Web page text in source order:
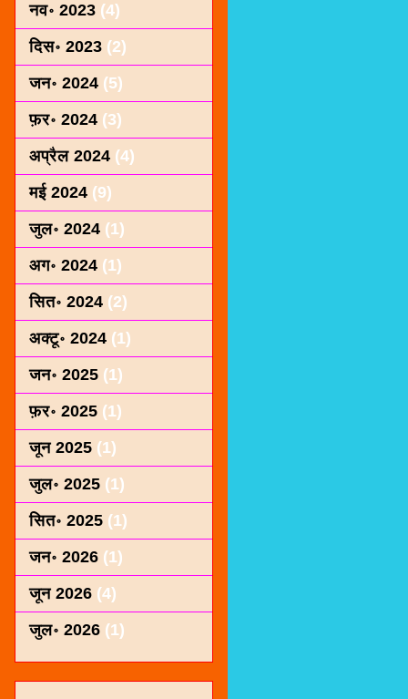
नव॰ 2023 (4)
दिस॰ 2023 (2)
जन॰ 2024 (5)
फ़र॰ 2024 (3)
अप्रैल 2024 (4)
मई 2024 (9)
जुल॰ 2024 (1)
अग॰ 2024 (1)
सित॰ 2024 (2)
अक्टू॰ 2024 (1)
जन॰ 2025 (1)
फ़र॰ 2025 (1)
जून 2025 (1)
जुल॰ 2025 (1)
सित॰ 2025 (1)
जन॰ 2026 (1)
जून 2026 (4)
जुल॰ 2026 (1)